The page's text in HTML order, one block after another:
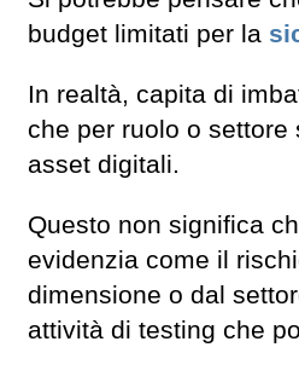
budget limitati per la
In realtà, capita di
che per ruolo o settore
asset digitali.
Questo non significa
evidenzia come il
dimensione o dal
attività di testing che